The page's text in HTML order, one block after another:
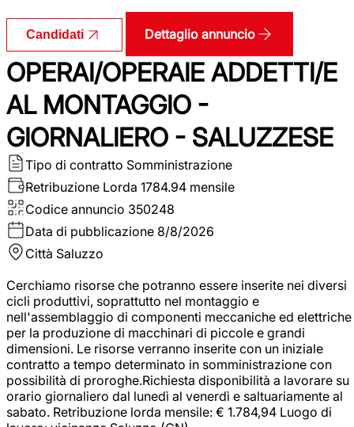
Candidati Dettaglio annuncio
OPERAI/OPERAIE ADDETTI/E
AL MONTAGGIO -
GIORNALIERO - SALUZZESE
Tipo di contratto Somministrazione
Retribuzione Lorda 1784.94 mensile
Codice annuncio 350248
Data di pubblicazione 8/8/2026
Città Saluzzo
Cerchiamo risorse che potranno essere inserite nei diversi
cicli produttivi, soprattutto nel montaggio e
nell'assemblaggio di componenti meccaniche ed elettriche
per la produzione di macchinari di piccole e grandi
dimensioni. Le risorse verranno inserite con un iniziale
contratto a tempo determinato in somministrazione con
possibilità di proroghe.Richiesta disponibilità a lavorare su
orario giornaliero dal lunedì al venerdì e saltuariamente al
sabato. Retribuzione lorda mensile: € 1.784,94 Luogo di